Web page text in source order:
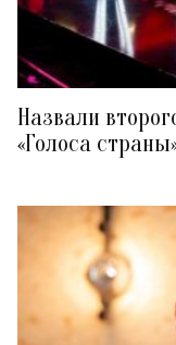
Назвали
«Голоса